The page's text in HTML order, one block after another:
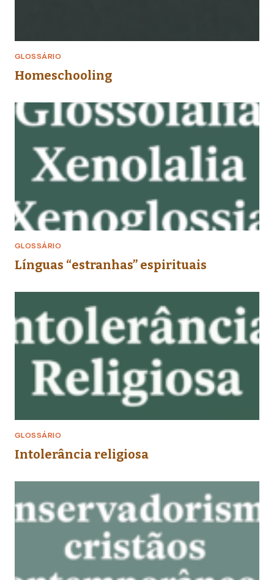
GLOSSÁRIO
Homeschooling
GLOSSÁRIO
Línguas “estranhas” espirituais
GLOSSÁRIO
Intolerância religiosa